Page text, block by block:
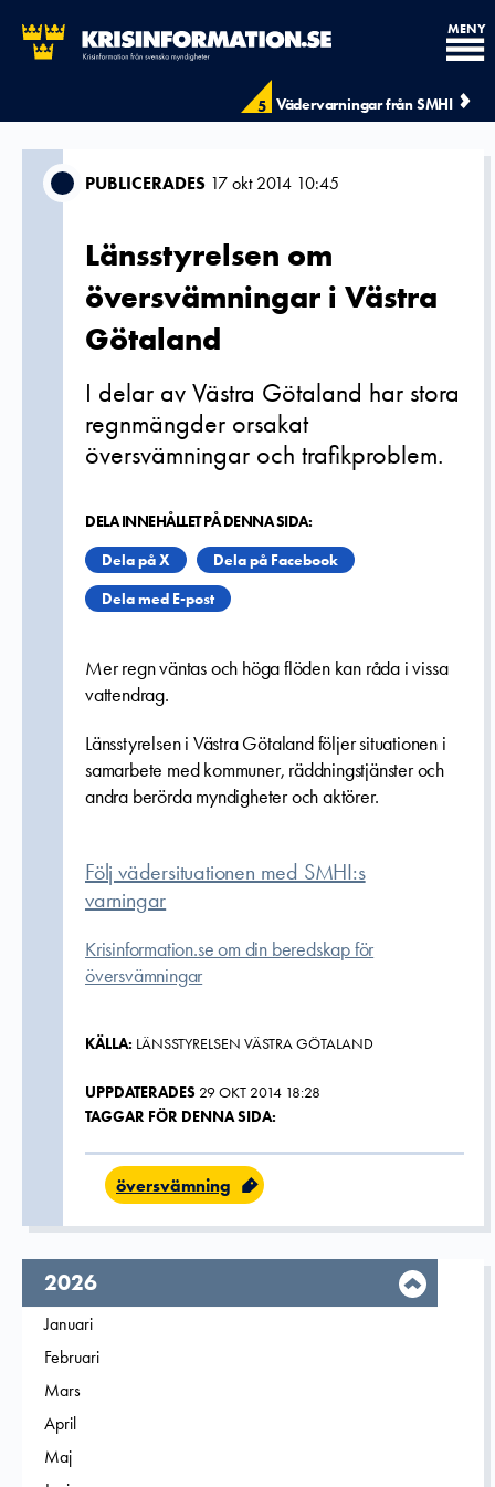
5 Vädervarningar från SMHI
MENY
PUBLICERADES 17 okt 2014 10:45
Länsstyrelsen om
översvämningar i Västra
Götaland
I delar av Västra Götaland har stora
regnmängder orsakat
översvämningar och trafikproblem.
DELA INNEHÅLLET PÅ DENNA SIDA:
Dela på X
Dela på Facebook
Dela med E-post
Mer regn väntas och höga flöden kan råda i vissa
vattendrag.
Länsstyrelsen i Västra Götaland följer situationen i
samarbete med kommuner, räddningstjänster och
andra berörda myndigheter och aktörer.
Följ vädersituationen med SMHI:s
varningar
Krisinformation.se om din beredskap för
översvämningar
KÄLLA: LÄNSSTYRELSEN VÄSTRA GÖTALAND
UPPDATERADES 29 OKT 2014 18:28
TAGGAR FÖR DENNA SIDA:
översvämning
År,
2026
Filtrera på
Januari
Filtrera på
Februari
Filtrera på
Mars
Filtrera på
April
Filtrera på
Maj